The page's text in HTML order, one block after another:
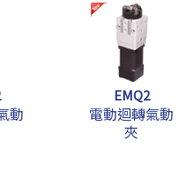
動
EMQ2
電動迴轉氣動
夾